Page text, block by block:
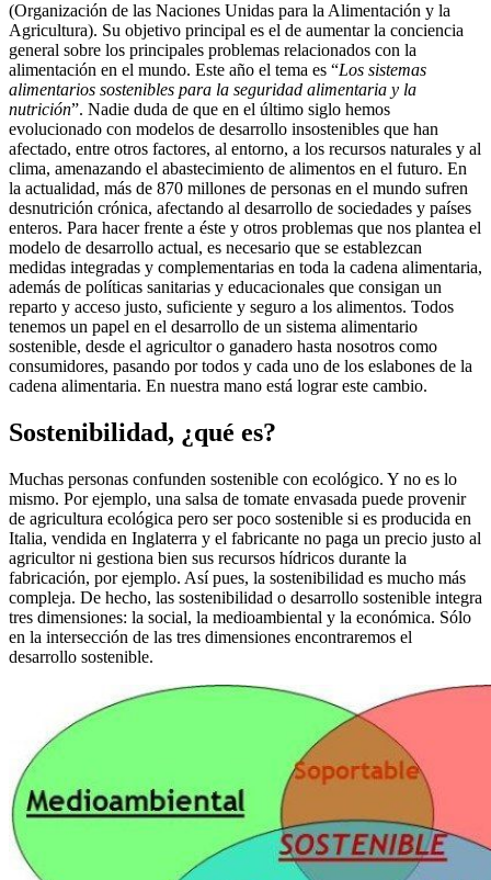
(Organización de las Naciones Unidas para la Alimentación y la
Agricultura). Su objetivo principal es el de aumentar la conciencia
general sobre los principales problemas relacionados con la
alimentación en el mundo. Este año el tema es “Los sistemas
alimentarios sostenibles para la seguridad alimentaria y la
nutrición”. Nadie duda de que en el último siglo hemos
evolucionado con modelos de desarrollo insostenibles que han
afectado, entre otros factores, al entorno, a los recursos naturales y al
clima, amenazando el abastecimiento de alimentos en el futuro. En
la actualidad, más de 870 millones de personas en el mundo sufren
desnutrición crónica, afectando al desarrollo de sociedades y países
enteros. Para hacer frente a éste y otros problemas que nos plantea el
modelo de desarrollo actual, es necesario que se establezcan
medidas integradas y complementarias en toda la cadena alimentaria,
además de políticas sanitarias y educacionales que consigan un
reparto y acceso justo, suficiente y seguro a los alimentos. Todos
tenemos un papel en el desarrollo de un sistema alimentario
sostenible, desde el agricultor o ganadero hasta nosotros como
consumidores, pasando por todos y cada uno de los eslabones de la
cadena alimentaria. En nuestra mano está lograr este cambio.
Sostenibilidad, ¿qué es?
Muchas personas confunden sostenible con ecológico. Y no es lo
mismo. Por ejemplo, una salsa de tomate envasada puede provenir
de agricultura ecológica pero ser poco sostenible si es producida en
Italia, vendida en Inglaterra y el fabricante no paga un precio justo al
agricultor ni gestiona bien sus recursos hídricos durante la
fabricación, por ejemplo. Así pues, la sostenibilidad es mucho más
compleja. De hecho, las sostenibilidad o desarrollo sostenible integra
tres dimensiones: la social, la medioambiental y la económica. Sólo
en la intersección de las tres dimensiones encontraremos el
desarrollo sostenible.